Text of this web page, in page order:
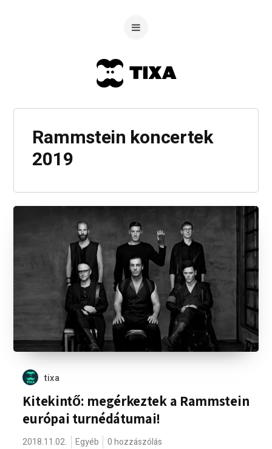
Rammstein koncertek
2019
tixa
Kitekintő: megérkeztek a Rammstein
európai turnédátumai!
2018.11.02. Egyéb 0 hozzászólás